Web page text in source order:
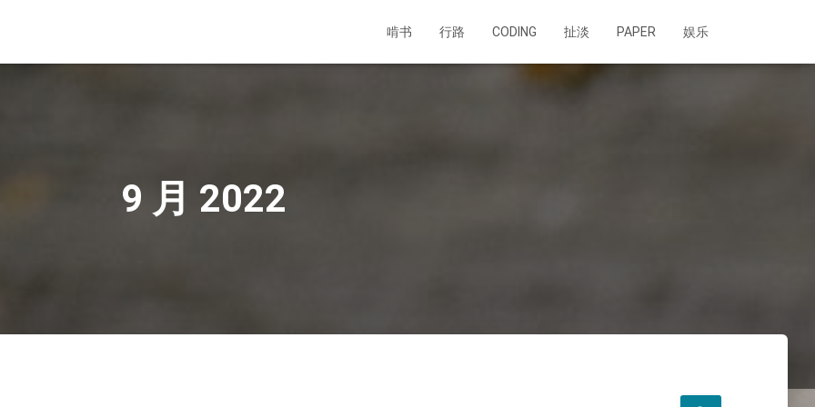
啃书 行路 CODING 扯淡 PAPER 娱乐
9 月 2022